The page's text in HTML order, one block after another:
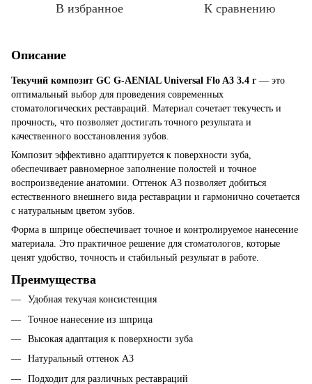
В избранное К сравнению
Описание
Текучий композит GC G-AENIAL Universal Flo A3 3.4 г — это
оптимальный выбор для проведения современных
стоматологических реставраций. Материал сочетает текучесть и
прочность, что позволяет достигать точного результата и
качественного восстановления зубов.
Композит эффективно адаптируется к поверхности зуба,
обеспечивает равномерное заполнение полостей и точное
воспроизведение анатомии. Оттенок A3 позволяет добиться
естественного внешнего вида реставрации и гармонично сочетается
с натуральным цветом зубов.
Форма в шприце обеспечивает точное и контролируемое нанесение
материала. Это практичное решение для стоматологов, которые
ценят удобство, точность и стабильный результат в работе.
Преимущества
Удобная текучая консистенция
Точное нанесение из шприца
Высокая адаптация к поверхности зуба
Натуральный оттенок A3
Подходит для различных реставраций